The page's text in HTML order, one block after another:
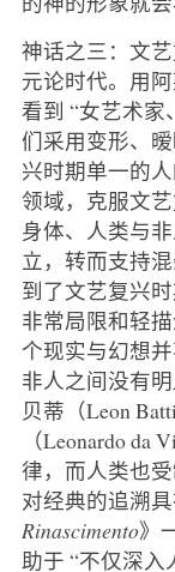
神话之三：文
元论时代。用
看到 “女艺术
们采用变形、
兴时期单一的
领域，克服文
身体、人类与
立，转而支持
到了文艺复兴
非常局限和轻
个现实与幻想
非人之间没有
贝蒂（Leon
（Leonardo
律，而人类也
对经典的追溯
Rinascimento》
助于 “不仅深入